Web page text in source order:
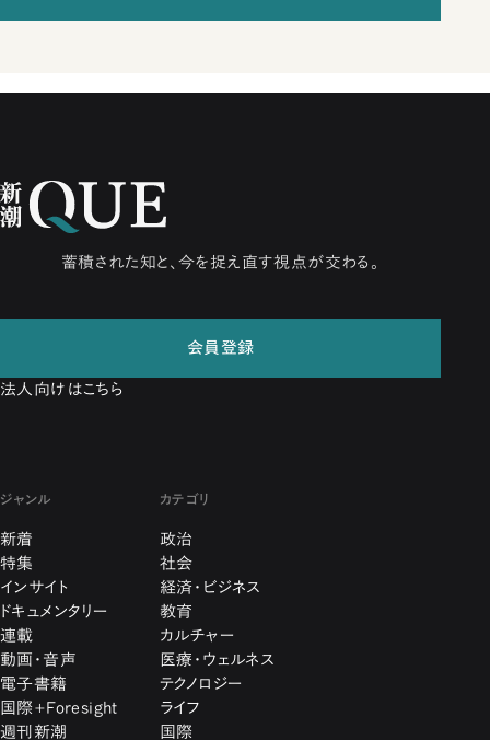
蓄積された知と、今を捉え直す視点が交わる。
会員登録
法人向けはこちら
ジャンル
新着
特集
インサイト
ドキュメンタリー
連載
動画・音声
電子書籍
国際+Foresight
週刊新潮
カテゴリ
政治
社会
経済・ビジネス
教育
カルチャー
医療・ウェルネス
テクノロジー
ライフ
国際